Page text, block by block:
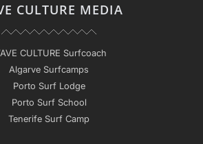
CULTURE MEDIA
CULTURE Surfcoach
Algarve Surfcamps
Porto Surf Lodge
Porto Surf School
Tenerife Surf Camp